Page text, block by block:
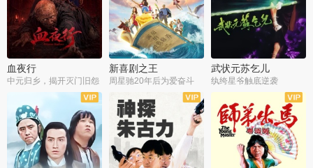
血夜行
中元归乡，揭开灭门旧怨
新喜剧之王
周星驰20年后为爱奋斗
武状元苏乞儿
纨绔星爷触底逆袭